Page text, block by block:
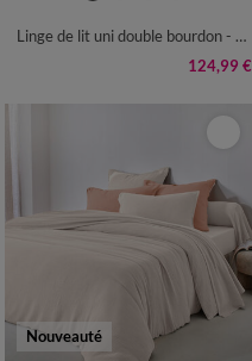
Linge de lit uni double bourdon - percale de coton 80 fils/cm²
124,99 €
Nouveauté